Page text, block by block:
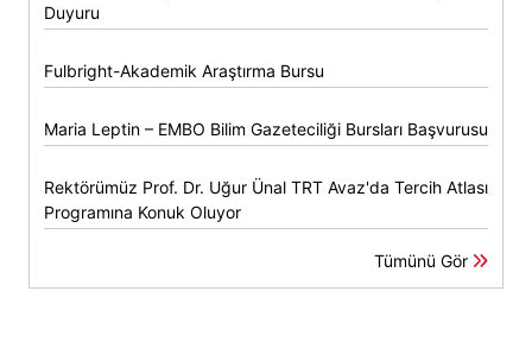
Duyuru
Fulbright-Akademik Araştırma Bursu
Maria Leptin – EMBO Bilim Gazeteciliği Bursları Başvurusu
Rektörümüz Prof. Dr. Uğur Ünal TRT Avaz'da Tercih Atlası
Programına Konuk Oluyor
Tümünü Gör